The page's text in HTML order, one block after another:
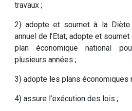
travaux ;
2) adopte et soumet à la
annuel de l’Etat, adopte et
plan économique national
plusieurs années ;
3) adopte les plans économiques
4) assure l’exécution des lois ;